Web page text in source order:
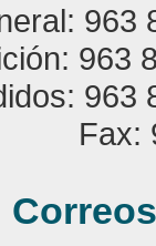
963
963
963
Fax: